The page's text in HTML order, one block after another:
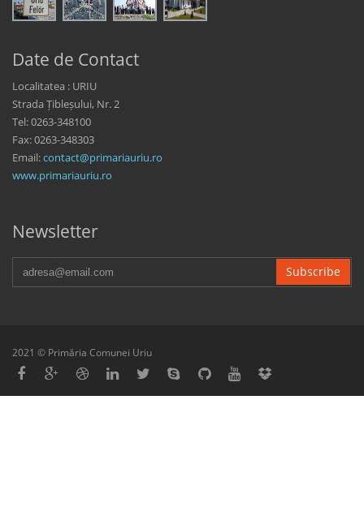
Date de Contact
Localitatea : URIU
Strada Țibleșului, Nr. 2
Tel: 0263-348100
Fax: 0263-348303
Email:contact@primariauriu.ro
www.primariauriu.ro
Newsletter
Subscribe
2021 © Primăria Comunei Uriu